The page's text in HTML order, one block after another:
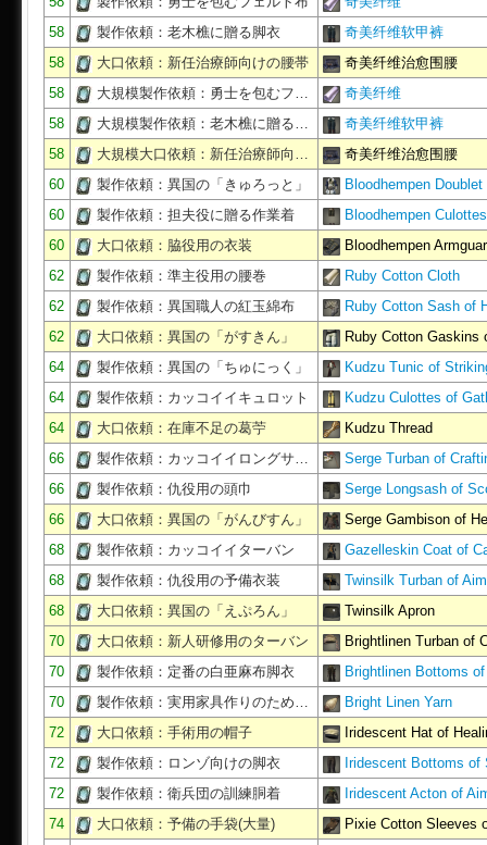
58
製作依頼：老木樵に贈る脚衣
奇美纤维软甲裤
58
大口依頼：新任治療師向けの腰帯
奇美纤维治愈围腰
58
大規模製作依頼：勇士を包むフ…
奇美纤维
58
大規模製作依頼：老木樵に贈る…
奇美纤维软甲裤
58
大規模大口依頼：新任治療師向…
奇美纤维治愈围腰
60
製作依頼：異国の「きゅろっと」
Bloodhempen
60
製作依頼：担夫役に贈る作業着
Bloodhempen
60
大口依頼：脇役用の衣装
Bloodhempen
62
製作依頼：準主役用の腰巻
Ruby Cotton Cloth
62
製作依頼：異国職人の紅玉綿布
Ruby Cotton Sash of
62
大口依頼：異国の「がすきん」
Ruby Cotton
64
製作依頼：異国の「ちゅにっく」
Kudzu Tunic of
64
製作依頼：カッコイイキュロット
Kudzu Culottes of
64
大口依頼：在庫不足の葛苧
Kudzu Thread
66
製作依頼：カッコイイロングサ…
Serge Turban of
66
製作依頼：仇役用の頭巾
Serge Longsash of
66
大口依頼：異国の「がんびすん」
Serge Gambison of
68
製作依頼：カッコイイターバン
Gazelleskin Coat of
68
製作依頼：仇役用の予備衣装
Twinsilk Turban of
68
大口依頼：異国の「えぷろん」
Twinsilk Apron
70
大口依頼：新人研修用のターバン
Brightlinen Turban of
70
製作依頼：定番の白亜麻布脚衣
Brightlinen Bottoms
70
製作依頼：実用家具作りのため…
Bright Linen Yarn
72
大口依頼：手術用の帽子
Iridescent Hat of
72
製作依頼：ロンゾ向けの脚衣
Iridescent Bottoms of
72
製作依頼：衛兵団の訓練胴着
Iridescent Acton of
74
大口依頼：予備の手袋(大量)
Pixie Cotton Sleeves